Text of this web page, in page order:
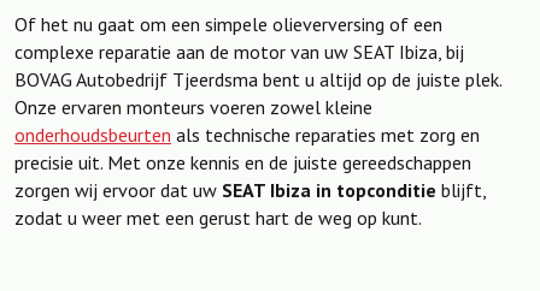
Of het nu gaat om een simpele olieverversing of een
complexe reparatie aan de motor van uw SEAT Ibiza, bij
BOVAG Autobedrijf Tjeerdsma bent u altijd op de juiste plek.
Onze ervaren monteurs voeren zowel kleine
onderhoudsbeurten als technische reparaties met zorg en
precisie uit. Met onze kennis en de juiste gereedschappen
zorgen wij ervoor dat uw SEAT Ibiza in topconditie blijft,
zodat u weer met een gerust hart de weg op kunt.